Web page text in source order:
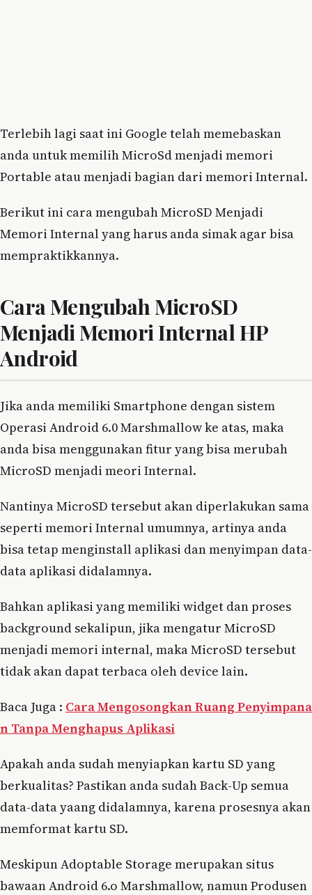
Terlebih lagi saat ini Google telah memebaskan
anda untuk memilih MicroSd menjadi memori
Portable atau menjadi bagian dari memori Internal.
Berikut ini cara mengubah MicroSD Menjadi
Memori Internal yang harus anda simak agar bisa
mempraktikkannya.
Cara Mengubah MicroSD
Menjadi Memori Internal HP
Android
Jika anda memiliki Smartphone dengan sistem
Operasi Android 6.0 Marshmallow ke atas, maka
anda bisa menggunakan fitur yang bisa merubah
MicroSD menjadi meori Internal.
Nantinya MicroSD tersebut akan diperlakukan sama
seperti memori Internal umumnya, artinya anda
bisa tetap menginstall aplikasi dan menyimpan data-
data aplikasi didalamnya.
Bahkan aplikasi yang memiliki widget dan proses
background sekalipun, jika mengatur MicroSD
menjadi memori internal, maka MicroSD tersebut
tidak akan dapat terbaca oleh device lain.
Baca Juga : Cara Mengosongkan Ruang Penyimpana
n Tanpa Menghapus Aplikasi
Apakah anda sudah menyiapkan kartu SD yang
berkualitas? Pastikan anda sudah Back-Up semua
data-data yaang didalamnya, karena prosesnya akan
memformat kartu SD.
Meskipun Adoptable Storage merupakan situs
bawaan Android 6.o Marshmallow, namun Produsen